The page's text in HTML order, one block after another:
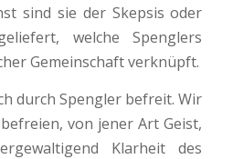
sind sie der Skepsis oder
welche Spenglers
Gemeinschaft verknüpft.
Spengler befreit. Wir
von jener Art Geist,
Klarheit des